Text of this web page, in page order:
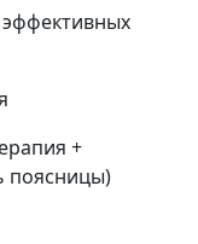
+
поясницы)